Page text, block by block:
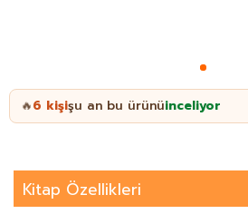
🔥6 kişişu an bu ürünüinceliyor
Kitap Özellikleri